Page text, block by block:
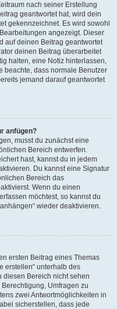
nach seiner Erstellung
geantwortet hat, wird dein
gekennzeichnet. Es wird sowohl
angezeigt. Dieser
auf deinen Beitrag geantwortet
deinen Beitrag überarbeitet
halten, eine Notiz hinterlassen,
beachte, dass normale Benutzer
jemand darauf geantwortet
anfügen?
musst du zunächst eine
Bereich entwerfen.
hast, kannst du in jedem
Du kannst eine Signatur
Bereich das
Wenn du einen
möchtest, so kannst du
wieder deaktivieren.
ersten Beitrag eines Themas
erstellen“ unterhalb des
diesen Bereich nicht sehen
Umfragen zu
zwei Antwortmöglichkeiten in
sicherstellen, dass jede